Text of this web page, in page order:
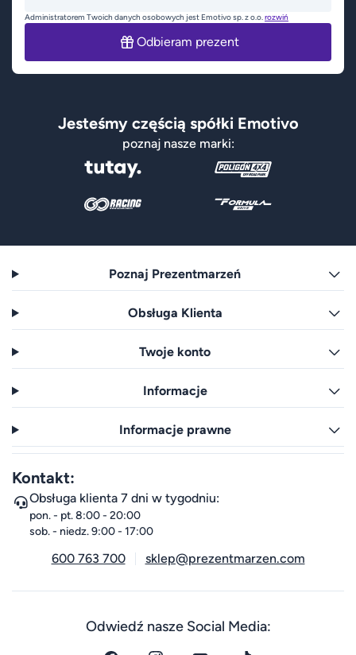
Administratorem Twoich danych osobowych jest Emotivo sp. z o.o.rozwiń
Odbieram prezent
Jesteśmy częścią spółki Emotivo
poznaj nasze marki:
Poznaj Prezentmarzeń
Obsługa Klienta
Twoje konto
Informacje
Informacje prawne
Kontakt:
Obsługa klienta 7 dni w tygodniu:
pon. - pt. 8:00 - 20:00
sob. - niedz. 9:00 - 17:00
600 763 700 sklep@prezentmarzen.com
Odwiedź nasze Social Media: